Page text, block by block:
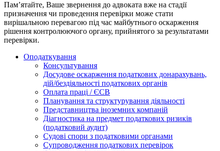
Пам’ятайте, Ваше звернення до адвоката вже на стадії
призначення чи проведення перевірки може стати
вирішальною перевагою під час майбутнього оскарження
рішення контролюючого органу, прийнятого за результатами
перевірки.
Оподаткування
Консультування
Досудове оскарження податкових донарахувань,
дій/бездіяльності податкових органів
Оплата праці / ЄСВ
Планування та структурування діяльності
Представництва іноземних компаній
Діагностика на предмет податкових ризиків
(податковий аудит)
Судові спори з податковими органами
Супроводження податкових перевірок